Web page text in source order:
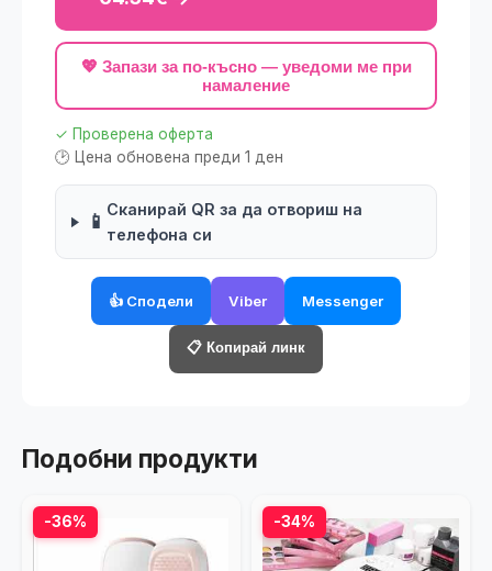
💖 Запази за по-късно — уведоми ме при
намаление
✓ Проверена оферта
🕑 Цена обновена преди 1 ден
📱
Сканирай QR за да отвориш на
телефона си
👍 Сподели Viber Messenger
📋 Копирай линк
Подобни продукти
-36% -34%